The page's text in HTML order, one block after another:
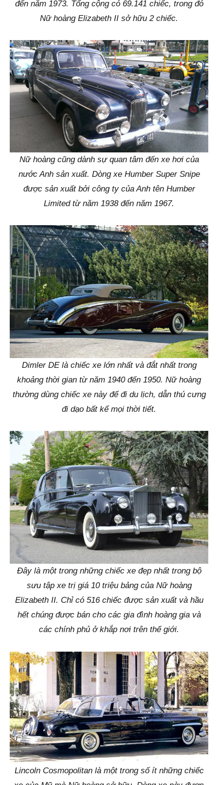
đến năm 1973. Tổng cộng có 69.141 chiếc, trong đó
Nữ hoàng Elizabeth II sở hữu 2 chiếc.
Nữ hoàng cũng dành sự quan tâm đến xe hơi của
nước Anh sản xuất. Dòng xe Humber Super Snipe
được sản xuất bởi công ty của Anh tên Humber
Limited từ năm 1938 đến năm 1967.
Dimler DE là chiếc xe lớn nhất và đắt nhất trong
khoảng thời gian từ năm 1940 đến 1950. Nữ hoàng
thường dùng chiếc xe này để đi du lịch, dẫn thú cưng
đi dạo bất kể mọi thời tiết.
Đây là một trong những chiếc xe đẹp nhất trong bộ
sưu tập xe trị giá 10 triệu bảng của Nữ hoàng
Elizabeth II. Chỉ có 516 chiếc được sản xuất và hầu
hết chúng được bán cho các gia đình hoàng gia và
các chính phủ ở khắp nơi trên thế giới.
Lincoln Cosmopolitan là một trong số ít những chiếc